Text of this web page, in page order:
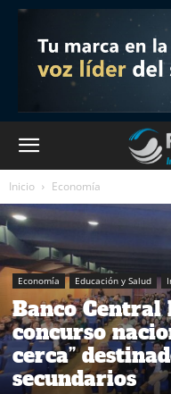
Inicio Economía
Economía Educación y Salud
Banco Central
concurso
cerca”
secundarios